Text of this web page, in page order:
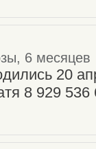
6 месяцев
20
8 929 536